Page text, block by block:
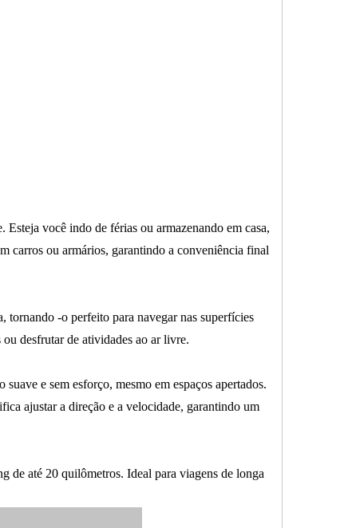
você indo de férias ou armazenando em casa,
carros ou armários, garantindo a conveniência final
tornando -o perfeito para navegar nas superfícies
desfrutar de atividades ao ar livre.
e sem esforço, mesmo em espaços apertados.
ajustar a direção e a velocidade, garantindo um
de até 20 quilômetros. Ideal para viagens de longa